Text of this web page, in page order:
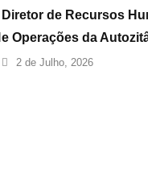
Diretor de Recursos
e Operações da
2 de Julho, 2026